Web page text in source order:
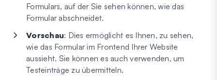
Formulars, auf der Sie sehen können, wie das
Formular abschneidet.
Vorschau: Dies ermöglicht es Ihnen, zu sehen,
wie das Formular im Frontend Ihrer Website
aussieht. Sie können es auch verwenden, um
Testeinträge zu übermitteln.